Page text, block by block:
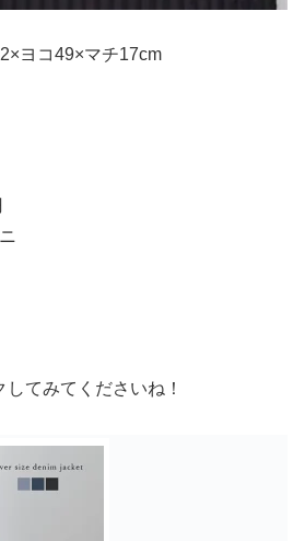
ヨコ49×マチ17cm
てみてくださいね！